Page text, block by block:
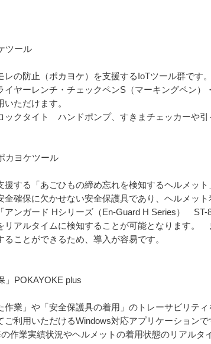
ツール
の防止（ポカヨケ）を支援するIoTツール群です
ヤーレンチ・チェックペンS（マーキングペン
ただけます。
ックタイト ハンドポンプ、すきまチェッカーや
カヨケツール
する「あごひもの締め忘れを検知するヘルメット
確保に欠かせない安全保護具であり、ヘルメッ
ンガード Hシリーズ（En-Guard H Series） ST-
リアルタイムに検知することが可能となります。
ことができるため、導入が容易です。
」POKAYOKE plus
業」や「安全保護具の着用」のトレーサビリテ
利用いただけるWindows対応アプリケーションで
作業実績状況やヘルメットの着用状態のリアルタ